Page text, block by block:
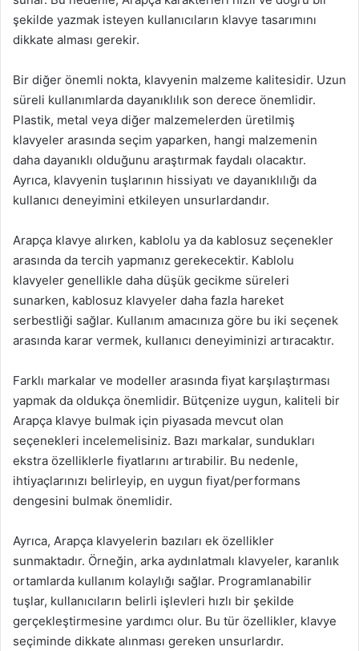
şekilde yazmak isteyen kullanıcıların klavye tasarımını
dikkate alması gerekir.
Bir diğer önemli nokta, klavyenin malzeme kalitesidir. Uzun
süreli kullanımlarda dayanıklılık son derece önemlidir.
Plastik, metal veya diğer malzemelerden üretilmiş
klavyeler arasında seçim yaparken, hangi malzemenin
daha dayanıklı olduğunu araştırmak faydalı olacaktır.
Ayrıca, klavyenin tuşlarının hissiyatı ve dayanıklılığı da
kullanıcı deneyimini etkileyen unsurlardandır.
Arapça klavye alırken, kablolu ya da kablosuz seçenekler
arasında da tercih yapmanız gerekecektir. Kablolu
klavyeler genellikle daha düşük gecikme süreleri
sunarken, kablosuz klavyeler daha fazla hareket
serbestliği sağlar. Kullanım amacınıza göre bu iki seçenek
arasında karar vermek, kullanıcı deneyiminizi artıracaktır.
Farklı markalar ve modeller arasında fiyat karşılaştırması
yapmak da oldukça önemlidir. Bütçenize uygun, kaliteli bir
Arapça klavye bulmak için piyasada mevcut olan
seçenekleri incelemelisiniz. Bazı markalar, sundukları
ekstra özelliklerle fiyatlarını artırabilir. Bu nedenle,
ihtiyaçlarınızı belirleyip, en uygun fiyat/performans
dengesini bulmak önemlidir.
Ayrıca, Arapça klavyelerin bazıları ek özellikler
sunmaktadır. Örneğin, arka aydınlatmalı klavyeler, karanlık
ortamlarda kullanım kolaylığı sağlar. Programlanabilir
tuşlar, kullanıcıların belirli işlevleri hızlı bir şekilde
gerçekleştirmesine yardımcı olur. Bu tür özellikler, klavye
seçiminde dikkate alınması gereken unsurlardır.